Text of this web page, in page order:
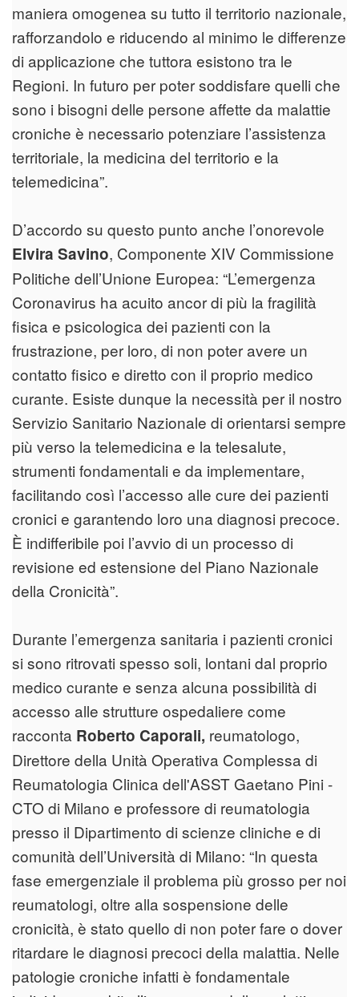
maniera omogenea su tutto il territorio nazionale,
rafforzandolo e riducendo al minimo le differenze
di applicazione che tuttora esistono tra le
Regioni. In futuro per poter soddisfare quelli che
sono i bisogni delle persone affette da malattie
croniche è necessario potenziare l’assistenza
territoriale, la medicina del territorio e la
telemedicina”.
D’accordo su questo punto anche l’onorevole
Elvira Savino, Componente XIV Commissione
Politiche dell’Unione Europea: “L’emergenza
Coronavirus ha acuito ancor di più la fragilità
fisica e psicologica dei pazienti con la
frustrazione, per loro, di non poter avere un
contatto fisico e diretto con il proprio medico
curante. Esiste dunque la necessità per il nostro
Servizio Sanitario Nazionale di orientarsi sempre
più verso la telemedicina e la telesalute,
strumenti fondamentali e da implementare,
facilitando così l’accesso alle cure dei pazienti
cronici e garantendo loro una diagnosi precoce.
È indifferibile poi l’avvio di un processo di
revisione ed estensione del Piano Nazionale
della Cronicità”.
Durante l’emergenza sanitaria i pazienti cronici
si sono ritrovati spesso soli, lontani dal proprio
medico curante e senza alcuna possibilità di
accesso alle strutture ospedaliere come
racconta Roberto Caporali, reumatologo,
Direttore della Unità Operativa Complessa di
Reumatologia Clinica dell'ASST Gaetano Pini -
CTO di Milano e professore di reumatologia
presso il Dipartimento di scienze cliniche e di
comunità dell’Università di Milano: “In questa
fase emergenziale il problema più grosso per noi
reumatologi, oltre alla sospensione delle
cronicità, è stato quello di non poter fare o dover
ritardare le diagnosi precoci della malattia. Nelle
patologie croniche infatti è fondamentale